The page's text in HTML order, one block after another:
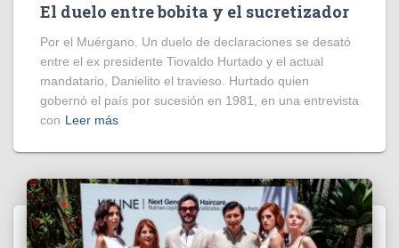
El duelo entre bobita y el sucretizador
Por el Muérgano. Un duelo de declaraciones se desató
entre el ex presidente Tiovaldo Hurtado y el actual
mandatario, Danielito el travieso. Hurtado quien
gobernó el país por sucesión en 1981, en una entrevista
con Leer más